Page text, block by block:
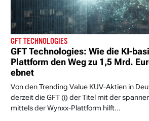
GFT TECHNOLOGIES
GFT Technologies: Wie die KI-
Plattform den Weg zu 1,5 Mrd.
ebnet
Von den Trending Value KUV-Aktien in
derzeit die GFT (i) der Titel mit der
mittels der Wynxx-Plattform hilft...